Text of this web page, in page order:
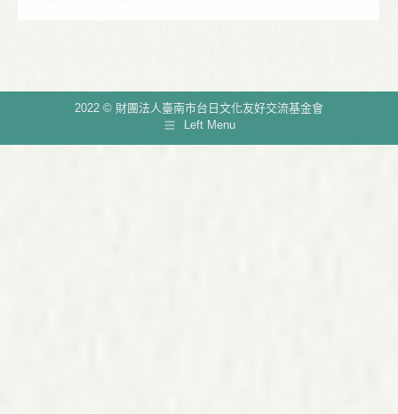
2022 © 財團法人臺南市台日文化友好交流基金會
Left Menu